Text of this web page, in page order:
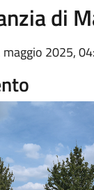
di
maggio 2025,